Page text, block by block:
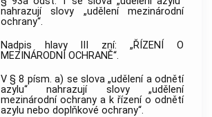
nahrazují slovy „udělení mezinárodní
ochrany“.
Nadpis hlavy III zní: „ŘÍZENÍ O
MEZINÁRODNÍ OCHRANĚ“.
V § 8 písm. a) se slova „udělení a odnětí
azylu“ nahrazují slovy „udělení
mezinárodní ochrany a k řízení o odnětí
azylu nebo doplňkové ochrany“.